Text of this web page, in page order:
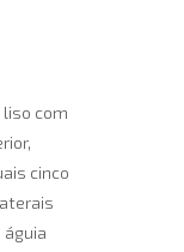
liso com
cinco
águia